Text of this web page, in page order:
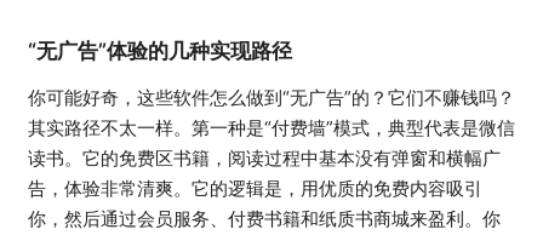
“无广告”体验的几种实现路径
你可能好奇，这些软件怎么做到“无广告”的？它们不赚钱吗？
其实路径不太一样。第一种是“付费墙”模式，典型代表是微信
读书。它的免费区书籍，阅读过程中基本没有弹窗和横幅广
告，体验非常清爽。它的逻辑是，用优质的免费内容吸引
你，然后通过会员服务、付费书籍和纸质书商城来盈利。你